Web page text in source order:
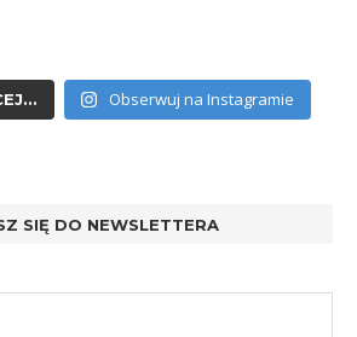
Obserwuj na Instagramie
SIĘ DO NEWSLETTERA